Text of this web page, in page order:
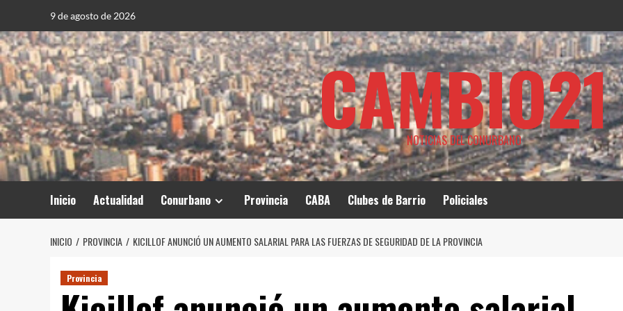
contenido
9 de agosto de 2026
CAMBIO21
NOTICIAS DEL CONURBANO
Inicio Actualidad Conurbano Provincia CABA Clubes de Barrio Policiales
INICIO PROVINCIA KICILLOF ANUNCIÓ UN AUMENTO SALARIAL PARA LAS FUERZAS DE SEGURIDAD DE LA PROVINCIA
Provincia